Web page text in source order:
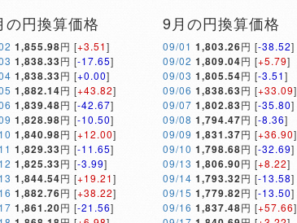
の円換算価格
1,855.98円 [+3.51]
1,838.33円 [-17.65]
1,838.33円 [+0.00]
1,882.14円 [+43.82]
1,839.48円 [-42.67]
1,828.98円 [-10.50]
1,840.98円 [+12.00]
1,829.33円 [-11.65]
1,825.33円 [-3.99]
1,844.54円 [+19.21]
1,882.76円 [+38.22]
1,861.20円 [-21.56]
9月の円換算価格
09/01 1,803.26円 [-38.52]
09/02 1,809.04円 [+5.79]
09/03 1,805.54円 [-3.51]
09/06 1,838.63円 [+33.09]
09/07 1,802.83円 [-35.80]
09/08 1,794.47円 [-8.36]
09/09 1,831.37円 [+36.90]
09/10 1,798.68円 [-32.69]
09/13 1,806.90円 [+8.22]
09/14 1,793.32円 [-13.58]
09/15 1,779.82円 [-13.50]
09/16 1,837.48円 [+57.66]